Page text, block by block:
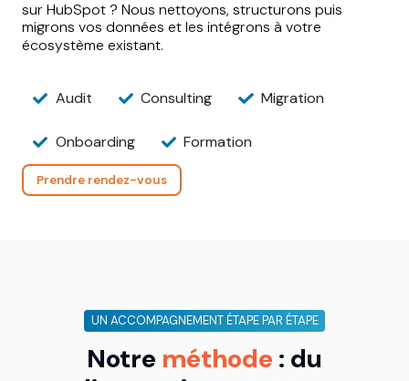
sur HubSpot ? Nous nettoyons, structurons puis
migrons vos données et les intégrons à votre
écosystème existant.
Audit Consulting Migration
Onboarding Formation
Prendre rendez-vous
UN ACCOMPAGNEMENT ÉTAPE PAR ÉTAPE
Notre méthode : du